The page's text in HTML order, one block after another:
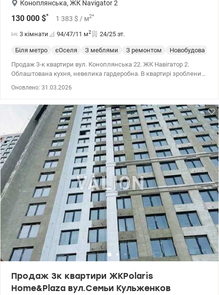
Коноплянська, ЖК Navigator 2
130 000 $* 1 383 $ / м2*
3 кімнати 94/47/11 м2 24/25 эт.
Біля метро єОселя З меблями З ремонтом Новобудова
Продаж 3-к квартири вул. Коноплянська 22. ЖК Навігатор 2.
Облаштована кухня, невелика гардеробна. В квартирі зроблений
садочки, озера й набережна — комфортна локація. 044 200 10 80
valion.ua/1138630
Оновлено: 31.03.2026
Продаж 3к квартири ЖКPolaris
Home&Plaza вул.Семьи Кульженков